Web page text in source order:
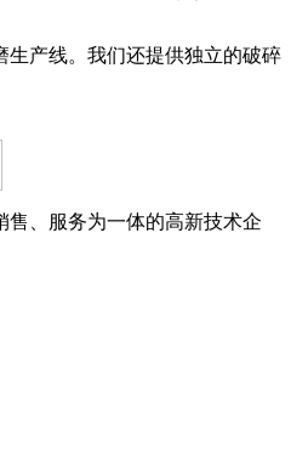
生产线。我们还提供独立的破碎
、服务为一体的高新技术企